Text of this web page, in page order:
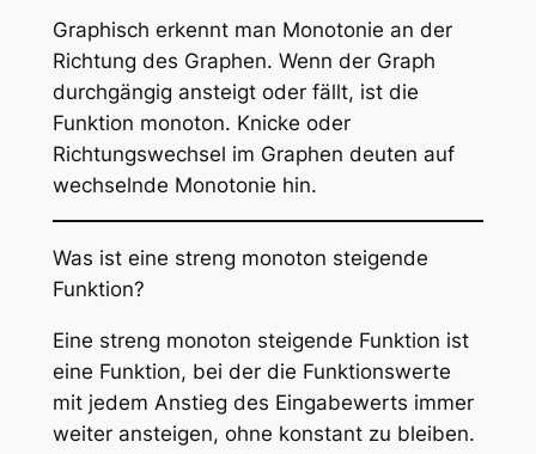
Graphisch erkennt man Monotonie an der
Richtung des Graphen. Wenn der Graph
durchgängig ansteigt oder fällt, ist die
Funktion monoton. Knicke oder
Richtungswechsel im Graphen deuten auf
wechselnde Monotonie hin.
Was ist eine streng monoton steigende
Funktion?
Eine streng monoton steigende Funktion ist
eine Funktion, bei der die Funktionswerte
mit jedem Anstieg des Eingabewerts immer
weiter ansteigen, ohne konstant zu bleiben.